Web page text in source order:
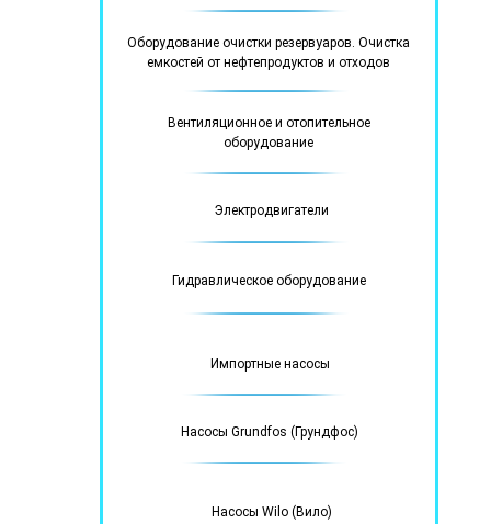
Оборудование очистки резервуаров. Очистка
емкостей от нефтепродуктов и отходов
Вентиляционное и отопительное
оборудование
Электродвигатели
Гидравлическое оборудование
Импортные насосы
Насосы Grundfos (Грундфос)
Насосы Wilo (Вило)